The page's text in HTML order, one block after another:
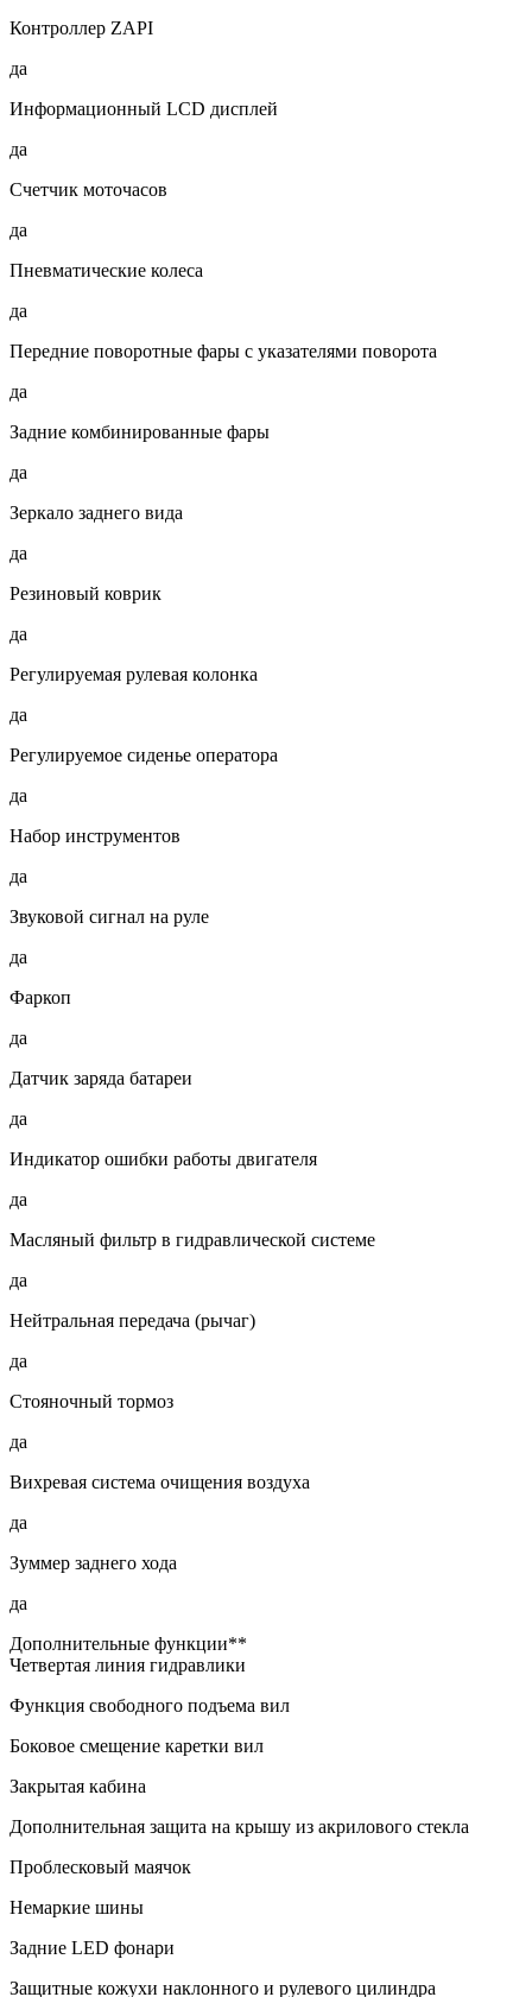
Контроллер ZAPI
да
Информационный LCD дисплей
да
Счетчик моточасов
да
Пневматические колеса
да
Передние поворотные фары с указателями поворота
да
Задние комбинированные фары
да
Зеркало заднего вида
да
Резиновый коврик
да
Регулируемая рулевая колонка
да
Регулируемое сиденье оператора
да
Набор инструментов
да
Звуковой сигнал на руле
да
Фаркоп
да
Датчик заряда батареи
да
Индикатор ошибки работы двигателя
да
Масляный фильтр в гидравлической системе
да
Нейтральная передача (рычаг)
да
Стояночный тормоз
да
Вихревая система очищения воздуха
да
Зуммер заднего хода
да
Дополнительные функции**
Четвертая линия гидравлики
Функция свободного подъема вил
Боковое смещение каретки вил
Закрытая кабина
Дополнительная защита на крышу из акрилового стекла
Проблесковый маячок
Немаркие шины
Задние LED фонари
Защитные кожухи наклонного и рулевого цилиндра